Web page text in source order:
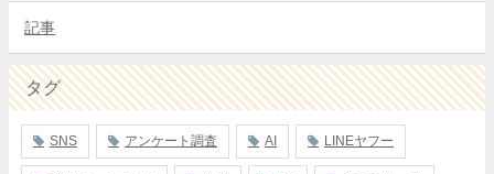
記事
タグ
SNS アンケート調査 AI LINEヤフー